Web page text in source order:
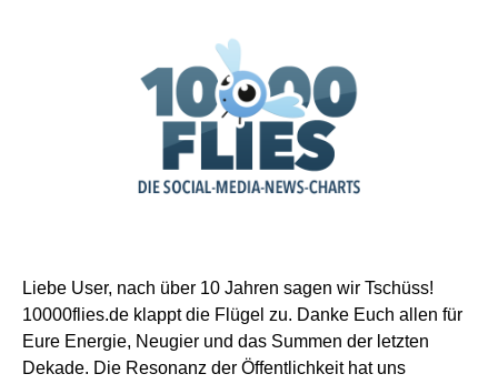
Liebe User, nach über 10 Jahren sagen wir Tschüss!
10000flies.de klappt die Flügel zu. Danke Euch allen für
Eure Energie, Neugier und das Summen der letzten
Dekade. Die Resonanz der Öffentlichkeit hat uns